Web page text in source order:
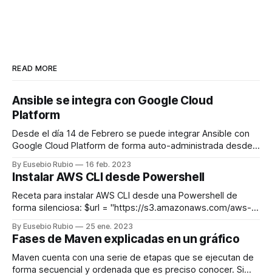
READ MORE
Ansible se integra con Google Cloud
Platform
Desde el día 14 de Febrero se puede integrar Ansible con
Google Cloud Platform de forma auto-administrada desde
trabajamos asiduamente con herramientas como Ansible.
Antes de comparar modelos, merece la pena precisar la
finalidad de uso diario, deportivo o de
By Eusebio Rubio 16 feb. 2023
Instalar AWS CLI desde Powershell
Receta para instalar AWS CLI desde una Powershell de
forma silenciosa: $url = "https://s3.amazonaws.com/aws-
Args "/i $url /quiet /passive" -Verb RunAs -Wait $env:Path
+= ";C:\Program Files\Amazon\AWSCLI2\bin" El futbol
permanece viva en camisetas
By Eusebio Rubio 25 ene. 2023
Fases de Maven explicadas en un gráfico
Maven cuenta con una serie de etapas que se ejecutan de
forma secuencial y ordenada que es preciso conocer. Si